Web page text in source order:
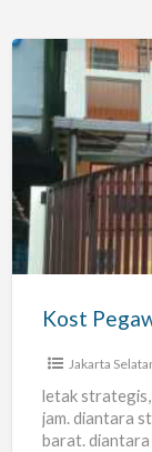
Pegawai
Sehat
Dan
Bersih
Jakarta
letak strategis,
jam. diantara
barat. diantara